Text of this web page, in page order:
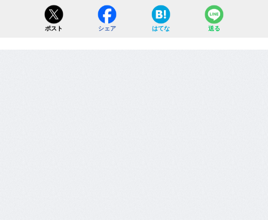
ポスト シェア はてな 送る